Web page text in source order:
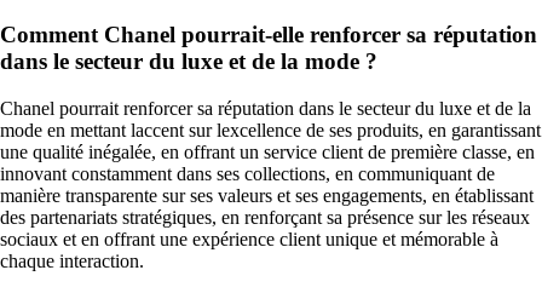
Comment Chanel pourrait-elle renforcer sa réputation
dans le secteur du luxe et de la mode ?
Chanel pourrait renforcer sa réputation dans le secteur du luxe et de la
mode en mettant laccent sur lexcellence de ses produits, en garantissant
une qualité inégalée, en offrant un service client de première classe, en
innovant constamment dans ses collections, en communiquant de
manière transparente sur ses valeurs et ses engagements, en établissant
des partenariats stratégiques, en renforçant sa présence sur les réseaux
sociaux et en offrant une expérience client unique et mémorable à
chaque interaction.